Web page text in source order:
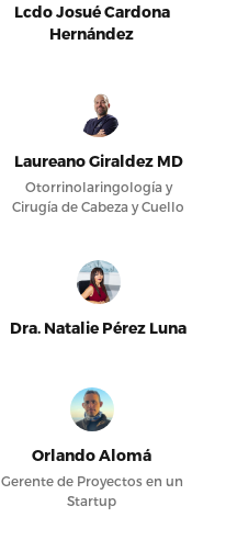
Lcdo Josué Cardona
Hernández
Laureano Giraldez MD
Otorrinolaringología y
Cirugía de Cabeza y Cuello
Dra. Natalie Pérez Luna
Orlando Alomá
Gerente de Proyectos en un
Startup